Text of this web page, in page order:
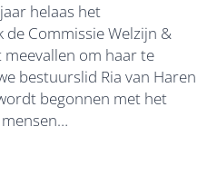
helaas het
Commissie Welzijn &
om haar te
bestuurslid Ria van Haren
begonnen met het